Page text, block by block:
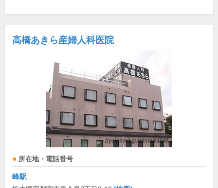
高橋あきら産婦人科医院
所在地・電話番号
峰駅